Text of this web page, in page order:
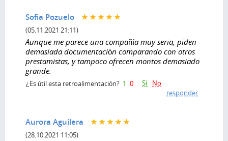
Sofia Pozuelo
(05.11.2021 21:11)
Aunque me parece una compañía muy seria, piden
demasiada documentación comparando con otros
prestamistas, y tampoco ofrecen montos demasiado
grande.
¿Es útil esta retroalimentación? 1 0 Sí No
responder
Aurora Aguilera
(28.10.2021 11:05)